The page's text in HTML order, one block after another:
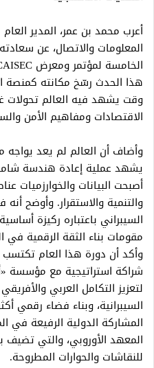
أعرب محمد بن عمر، المدير
المعلومات والاتصال، عن
هذا الحدث رسّخ مكانته كمنصة
وقت يشهد فيه العالم تحولات
الاقتصادات ومفاهيم الأمن
وأضاف أن العالم لم يعد
يشهد عملية إعادة هندسة
أصبحت البيانات والخوارزميات
والتنمية والاستقرار. وأوضح
السيبراني باعتباره ركيزة
مقومات بناء الثقة الرقمية في
وأكد أن دورة هذا العام
شراكة استراتيجية مع مؤسسة
لتعزيز التكامل العربي
السيبرانية، وبناء فضاء رقمي
المشاركة الدولية الرفيعة في
المعهد الأوروبي، والتي تضيف
للنقاشات والحوارات المطروحة.